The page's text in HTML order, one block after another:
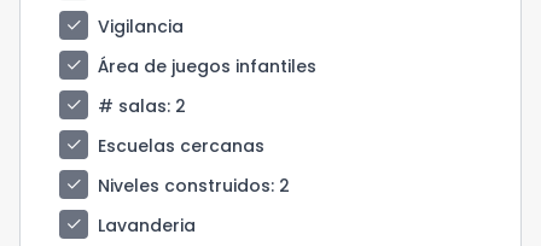
check
Vigilancia
check
Área de juegos infantiles
check
# salas: 2
check
Escuelas cercanas
check
Niveles construidos: 2
check
Lavanderia